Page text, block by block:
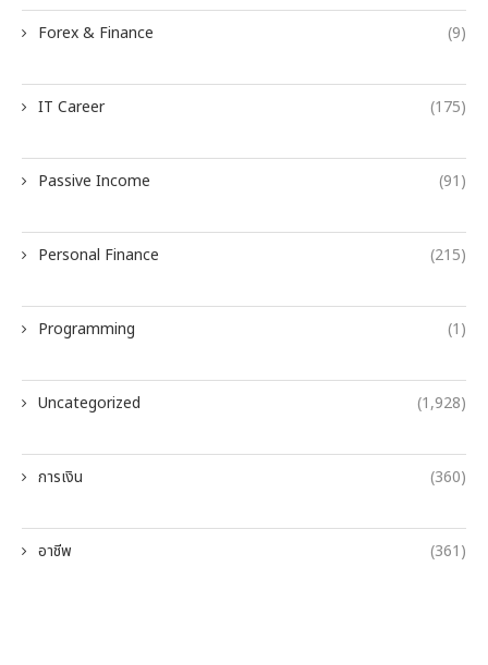
Forex & Finance (9)
IT Career (175)
Passive Income (91)
Personal Finance (215)
Programming (1)
Uncategorized (1,928)
การเงิน (360)
อาชีพ (361)